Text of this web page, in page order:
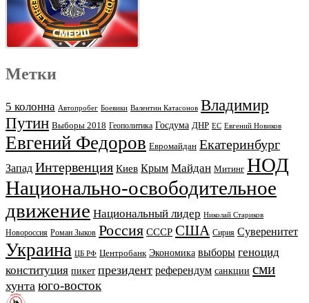
Метки
5 колонна Автопробег Боевики Валентин Катасонов Владимир
Путин Выборы 2018 Геополитика Госдума ДНР ЕС Евгений Новиков
Евгений Федоров Евромайдан Екатеринбург
Запад Интервенция Киев Крым Майдан Митинг НОД
Национально-освободительное
движение Национальный лидер Николай Стариков
Новороссия Роман Зыков Россия СССР США Сирия Суверенитет
Украина ЦБ РФ Центробанк Экономика выборы геноцид
конституция пикет президент референдум санкции сми
хунта юго-восток